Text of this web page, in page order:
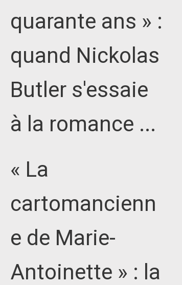
quarante ans » :
quand Nickolas
Butler s'essaie
à la romance ...
« La
cartomancienn
e de Marie-
Antoinette » : la